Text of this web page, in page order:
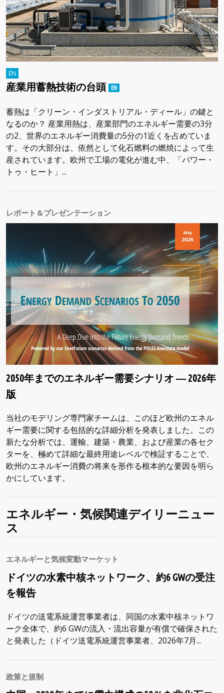
産業用蓄熱技術の台頭
蓄熱は「クリーン・インダストリアル・ディール」の鍵と
なるのか？ 産業用熱は、産業部門のエネルギー需要の3分
の2、世界のエネルギー消費量の5分の1近くを占めていま
す。その大部分は、依然として化石燃料の燃焼によって生
産されています。欧州で工場の電化が進む中、「パワー・
トゥ・ヒート」...
レポート＆プレゼンテーション
2050年までのエネルギー需要シナリオ ― 2026年
版
当社のモデリング専門家チームは、このほど欧州のエネル
ギー需要に関する包括的な詳細分析を発表しました。この
新たな分析では、運輸、建築・農業、および産業の各セク
ターを、極めて詳細な最終用途レベルで検証することで、
欧州のエネルギー消費の将来を形作る根本的な要因を明ら
かにしています。
エネルギー・気候関連デイリーニュー
ス
エネルギーと気候変動マーケット
ドイツの水素中核ネットワーク、約6 GWの受注
を報告
ドイツの送電系統運営事業者は、同国の水素中核ネットワ
ーク全体で、約6 GWの流入・流出容量が有償で確保された
と発表した（ドイツ送電系統運営事業者、2026年7月...
政策と規制